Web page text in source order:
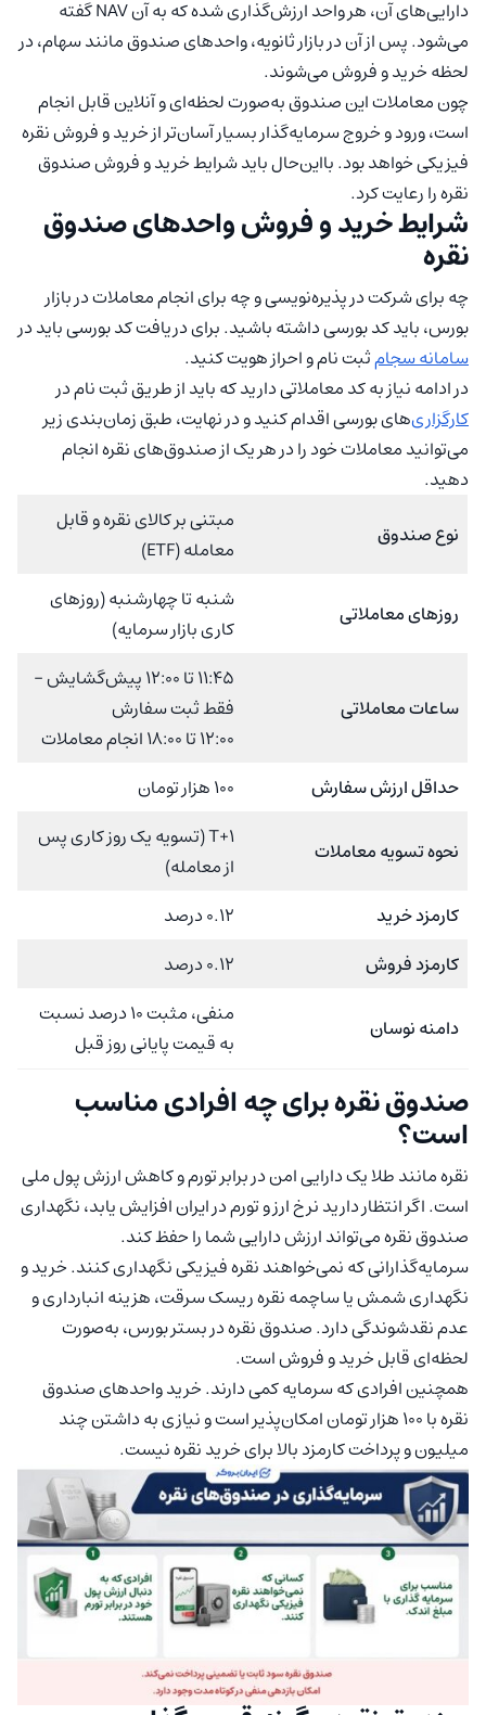
دارایی‌های آن، هر واحد ارزش‌گذاری شده که به آن NAV گفته
می‌شود. پس از آن در بازار ثانویه، واحدهای صندوق مانند سهام، در
لحظه خرید و فروش می‌شوند.
چون معاملات این صندوق به‌صورت لحظه‌ای و آنلاین قابل انجام
است، ورود و خروج سرمایه‌گذار بسیار آسان‌تر از خرید و فروش نقره
فیزیکی خواهد بود. بااین‌حال باید شرایط خرید و فروش صندوق
نقره را رعایت کرد.
شرایط خرید و فروش واحدهای صندوق
نقره
چه برای شرکت در پذیره‌نویسی و چه برای انجام معاملات در بازار
بورس، باید کد بورسی داشته باشید. برای دریافت کد بورسی باید در
سامانه سجامثبت نام و احراز هویت کنید.
در ادامه نیاز به کد معاملاتی دارید که باید از طریق ثبت نام در
کارگزاری‌های بورسی اقدام کنید و در نهایت، طبق زمان‌بندی زیر
می‌توانید معاملات خود را در هر یک از صندوق‌های نقره انجام
دهید.
نوع صندوق
مبتنی بر کالای نقره و قابل
معامله (ETF)
روزهای معاملاتی
شنبه تا چهارشنبه (روزهای
کاری بازار سرمایه)
ساعات معاملاتی
۱۱:۴۵ تا ۱۲:۰۰ پیش‌گشایش –
فقط ثبت سفارش
۱۲:۰۰ تا ۱۸:۰۰ انجام معاملات
حداقل ارزش سفارش
۱۰۰ هزار تومان
نحوه تسویه معاملات
T+1 (تسویه یک روز کاری پس
از معامله)
کارمزد خرید
۰.۱۲ درصد
کارمزد فروش
۰.۱۲ درصد
دامنه نوسان
منفی، مثبت 10 درصد نسبت
به قیمت پایانی روز قبل
صندوق نقره برای چه افرادی مناسب
است؟
نقره مانند طلا یک دارایی امن در برابر تورم و کاهش ارزش پول ملی
است. اگر انتظار دارید نرخ ارز و تورم در ایران افزایش یابد، نگهداری
صندوق نقره می‌تواند ارزش دارایی شما را حفظ کند.
سرمایه‌گذارانی که نمی‌خواهند نقره فیزیکی نگهداری کنند. خرید و
نگهداری شمش یا ساچمه نقره ریسک سرقت، هزینه انبارداری و
عدم نقدشوندگی دارد. صندوق نقره در بستر بورس، به‌صورت
لحظه‌ای قابل خرید و فروش است.
همچنین افرادی که سرمایه کمی دارند. خرید واحدهای صندوق
نقره با 100 هزار تومان امکان‌پذیر است و نیازی به داشتن چند
میلیون و پرداخت کارمزد بالا برای خرید نقره نیست.